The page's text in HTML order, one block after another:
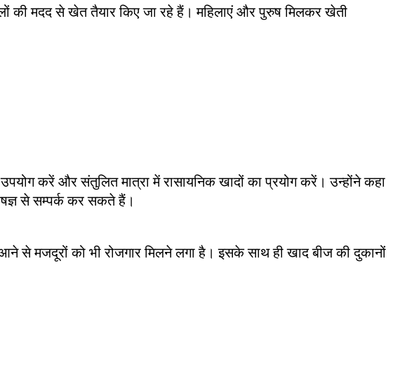
की मदद से खेत तैयार किए जा रहे हैं। महिलाएं और पुरुष मिलकर खेती
उपयोग करें और संतुलित मात्रा में रासायनिक खादों का प्रयोग करें। उन्होंने कहा
से सम्पर्क कर सकते हैं।
से मजदूरों को भी रोजगार मिलने लगा है। इसके साथ ही खाद बीज की दुकानों